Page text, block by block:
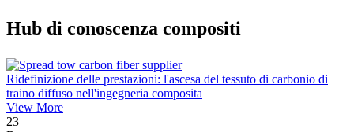
Hub di conoscenza compositi
Ridefinizione delle prestazioni: l'ascesa del tessuto di carbonio di
traino diffuso nell'ingegneria composita
View More
23